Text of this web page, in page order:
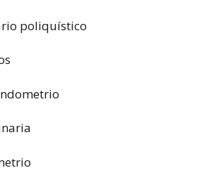
poliquístico